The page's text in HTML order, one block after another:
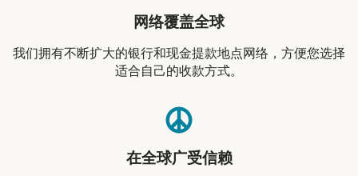
网络覆盖全球
我们拥有不断扩大的银行和现金提款地点网络，方便您选择
适合自己的收款方式。
在全球广受信赖